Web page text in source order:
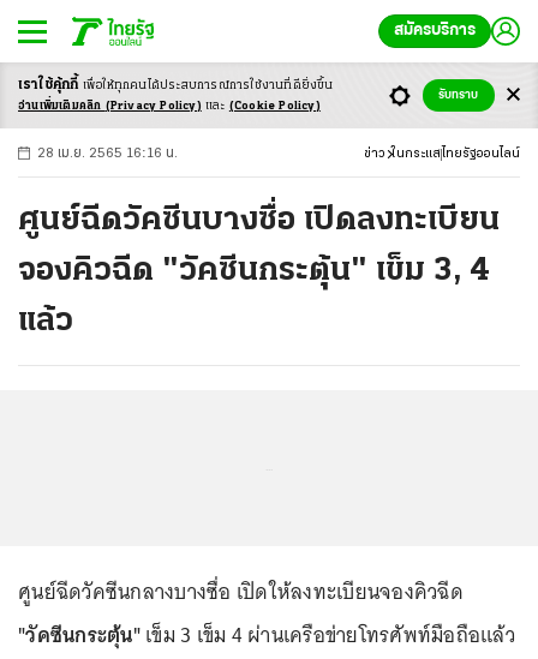
สมัครบริการ
-ก ก ก+
28 เม.ย. 2565 16:16 น. ข่าว ในกระแส ไทยรัฐออนไลน์
ศูนย์ฉีดวัคซีนบางซื่อ เปิดลงทะเบียน
จองคิวฉีด "วัคซีนกระตุ้น" เข็ม 3, 4
แล้ว
ศูนย์ฉีดวัคซีนกลางบางซื่อ เปิดให้ลงทะเบียนจองคิวฉีด
"วัคซีนกระตุ้น"เข็ม 3 เข็ม 4 ผ่านเครือข่ายโทรศัพท์มือถือแล้ว
เราใช้คุ้กกี้ เพื่อให้ทุกคนได้ประสบการณ์การใช้งานที่ดียิ่งขึ้น
อ่านเพิ่มเติมคลิก (Privacy Policy) และ (Cookie Policy)
รับทราบ